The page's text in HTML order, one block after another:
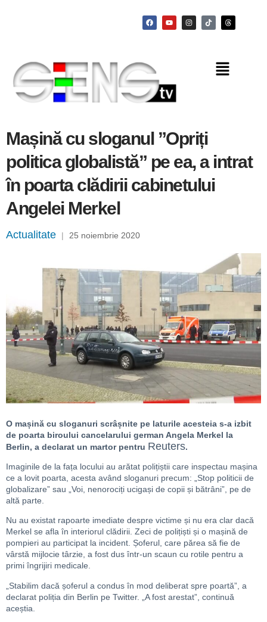
Mașină cu sloganul ”Opriți
politica globalistă” pe ea, a intrat
în poarta clădirii cabinetului
Angelei Merkel
Actualitate | 25 noiembrie 2020
O mașină cu sloganuri scrâșnite pe laturile acesteia s-a izbit
de poarta biroului cancelarului german Angela Merkel la
Berlin, a declarat un martor pentru Reuters.
Imaginile de la fața locului au arătat polițiștii care inspectau mașina
ce a lovit poarta, acesta având sloganuri precum: „Stop politicii de
globalizare” sau „Voi, nenorociți ucigași de copii și bătrâni”, pe de
altă parte.
Nu au existat rapoarte imediate despre victime și nu era clar dacă
Merkel se afla în interiorul clădirii. Zeci de polițiști și o mașină de
pompieri au participat la incident. Șoferul, care părea să fie de
vârstă mijlocie târzie, a fost dus într-un scaun cu rotile pentru a
primi îngrijiri medicale.
„Stabilim dacă șoferul a condus în mod deliberat spre poartă”, a
declarat poliția din Berlin pe Twitter. „A fost arestat”, continuă
aceștia.